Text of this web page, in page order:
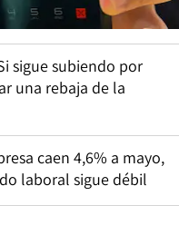
sigue subiendo por
una rebaja de la
caen 4,6% a mayo,
laboral sigue débil